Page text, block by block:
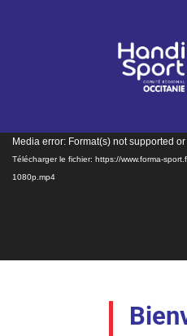
Lecteur
vidéo
Media error: Format(s) not supported
Télécharger le fichier: https://www.forma-
1080p.mp4